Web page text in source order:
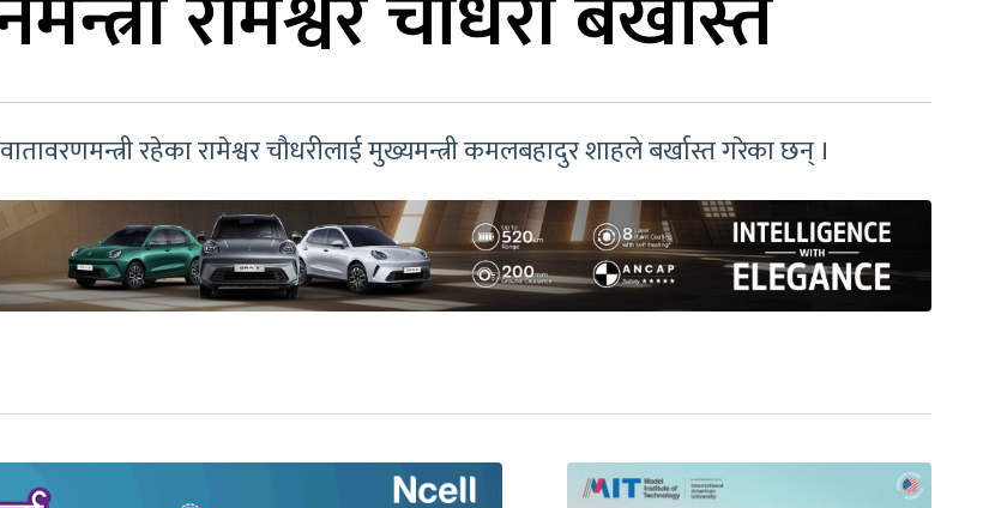
रहेका रामेश्वर चौधरीलाई मुख्यमन्त्री कमलबहादुर शाहले बर्खास्त गरेका छन् ।